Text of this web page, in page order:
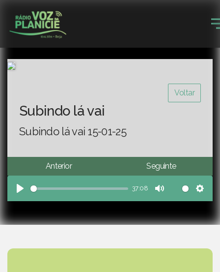
Voltar
Subindo lá vai
Subindo lá vai 15-01-25
Anterior Seguinte
Play
37:08
Mute